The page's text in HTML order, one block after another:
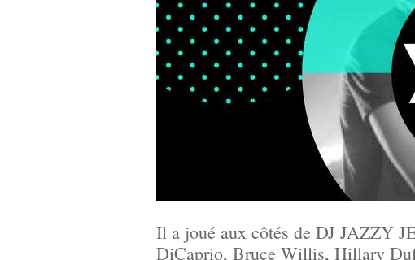
Il a joué aux côtés de DJ JAZZY
DiCaprio, Bruce Willis, Hillary